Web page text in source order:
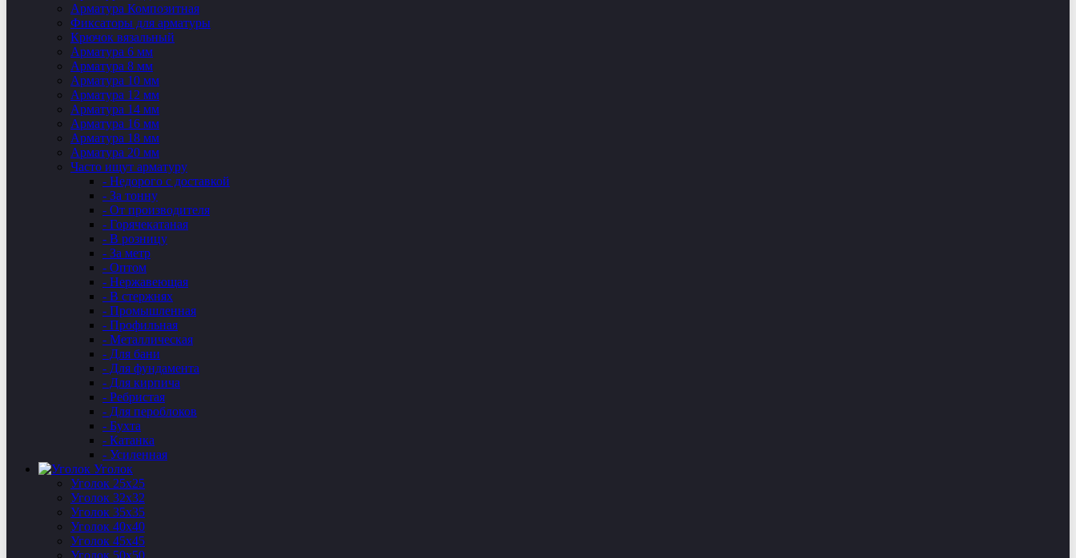
Арматура Композитная
Фиксаторы для арматуры
Крючок вязальный
Арматура 6 мм
Арматура 8 мм
Арматура 10 мм
Арматура 12 мм
Арматура 14 мм
Арматура 16 мм
Арматура 18 мм
Арматура 20 мм
Часто ищут арматуру
- Недорого с доставкой
- За тонну
- От производителя
- Горячекатаная
- В розницу
- За метр
- Оптом
- Нержавеющая
- В стержнях
- Промышленная
- Профильная
- Металлическая
- Для бани
- Для фундамента
- Для кирпича
- Ребристая
- Для пероблоков
- Бухта
- Катанка
- Усиленная
Уголок
Уголок 25х25
Уголок 32х32
Уголок 35х35
Уголок 40х40
Уголок 45х45
Уголок 50х50